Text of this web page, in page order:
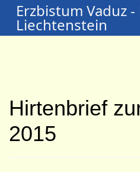
Erzbistum Vaduz
Liechtenstein
Hirtenbrief
2015